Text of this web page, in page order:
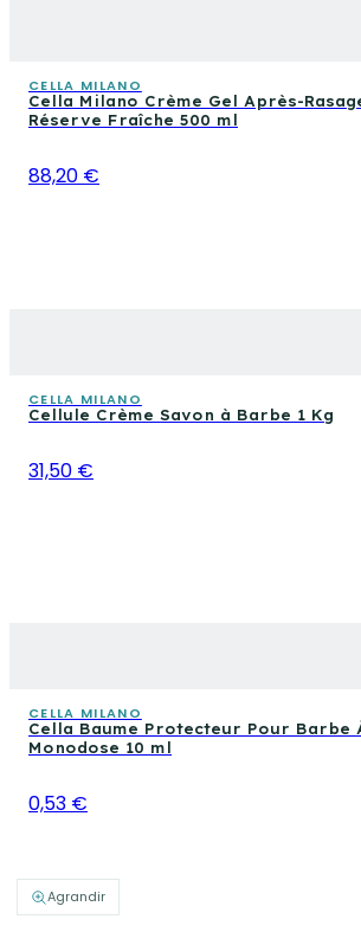
Agrandir
CELLA MILANO
Cella Milano Crème Gel Après-
Réserve Fraîche 500 ml
88,20 €
CELLA MILANO
Cellule Crème Savon à Barbe 1 Kg
31,50 €
CELLA MILANO
Cella Baume Protecteur Pour Barbe
Monodose 10 ml
0,53 €